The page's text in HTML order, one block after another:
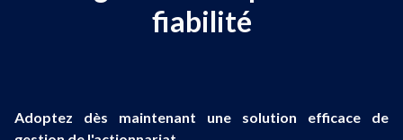
fiabilité
Adoptez dès maintenant une solution efficace de